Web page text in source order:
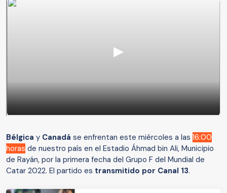
Bélgica y Canadá se enfrentan este miércoles a las 16:00
horas de nuestro país en el Estadio Áhmad bin Ali, Municipio
de Rayán, por la primera fecha del Grupo F del Mundial de
Catar 2022. El partido es transmitido por Canal 13.